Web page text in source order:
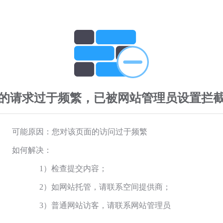
请求过于频繁，已被网站管理员设置拦
可能原因：您对该页面的访问过于频繁
如何解决：
1）检查提交内容；
2）如网站托管，请联系空间提供商；
3）普通网站访客，请联系网站管理员